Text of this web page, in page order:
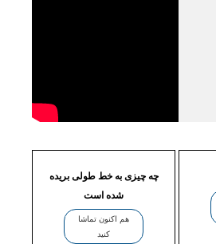
چه چیزی به خط طولی بریده
شده است
هم اکنون تماشا
کنید